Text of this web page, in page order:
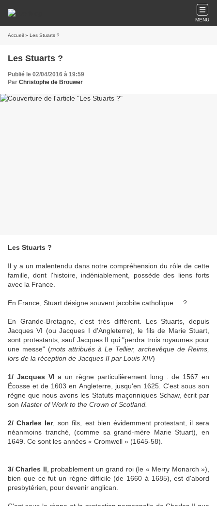
MENU
Accueil » Les Stuarts ?
Les Stuarts ?
Publié le 02/04/2016 à 19:59
Par Christophe de Brouwer
Les Stuarts ?
Il y a un malentendu dans notre compréhension du rôle de cette
famille, dont l'histoire, indéniablement, possède des liens forts
avec la France.
En France, Stuart désigne souvent jacobite catholique ... ?
En Grande-Bretagne, c'est très différent. Les Stuarts, depuis
Jacques VI (ou Jacques I d'Angleterre), le fils de Marie Stuart,
sont protestants, sauf Jacques II qui "perdra trois royaumes pour
une messe" (mots attribués à Le Tellier, archevêque de Reims,
lors de la réception de Jacques II par Louis XIV)
1/ Jacques VI a un règne particulièrement long : de 1567 en
Écosse et de 1603 en Angleterre, jusqu'en 1625. C'est sous son
règne que nous avons les Statuts maçonniques Schaw, écrit par
son Master of Work to the Crown of Scotland.
2/ Charles Ier, son fils, est bien évidemment protestant, il sera
néanmoins tranché, (comme sa grand-mère Marie Stuart), en
1649. Ce sont les années « Cromwell » (1645-58).
3/ Charles II , probablement un grand roi (le « Merry Monarch »),
bien que ce fut un règne difficile (de 1660 à 1685), est d'abord
presbytérien, pour devenir anglican.